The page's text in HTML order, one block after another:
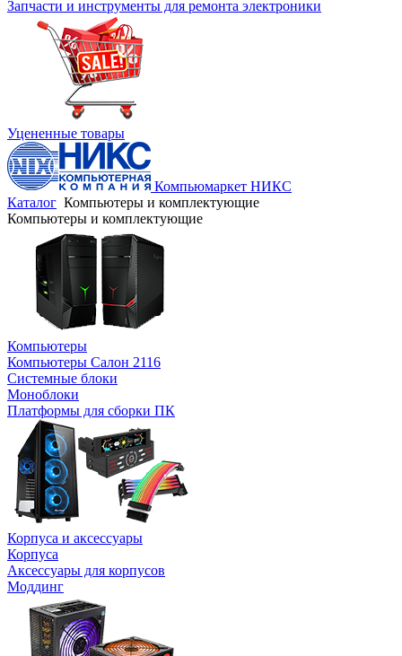
Запчасти и инструменты для ремонта электроники
Уцененные товары
Компьюмаркет НИКС
Каталог Компьютеры и комплектующие
Компьютеры и комплектующие
Компьютеры
Компьютеры Салон 2116
Системные блоки
Моноблоки
Платформы для сборки ПК
Корпуса и аксессуары
Корпуса
Аксессуары для корпусов
Моддинг